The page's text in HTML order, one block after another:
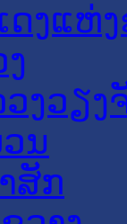
ດງແຫ່
ງວຽງ
ນ
ສັກ